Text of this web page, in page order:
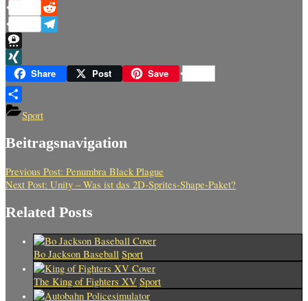
Pinterest
Reddit
Telegram
Threema
XINGShare Post Save
TeilenSport
Beitragsnavigation
Previous Post: Penumbra Black Plague
Next Post: Unity – Was ist das 2D-Sprites-Shape-Paket?
Related Posts
Bo Jackson Baseball Sport
The King of Fighters XV Sport